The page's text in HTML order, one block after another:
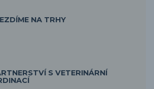
NA TRHY
S VETERINÁRNÍ